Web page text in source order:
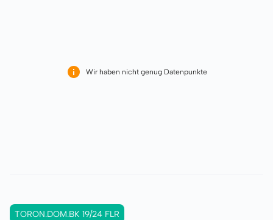
Wir haben nicht genug Datenpunkte
TORON.DOM.BK 19/24 FLR